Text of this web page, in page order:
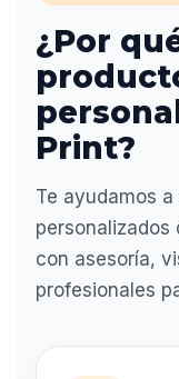
¿Por
Print?
Te ayudamos
personalizados
con asesoría,
profesionales